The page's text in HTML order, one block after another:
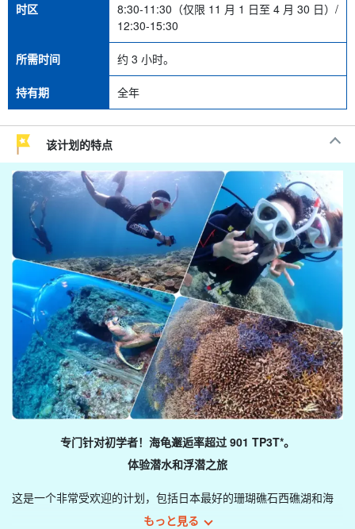
时区
8:30-11:30（仅限 11 月 1 日至 4 月 30 日）/
12:30-15:30
所需时间 约 3 小时。
持有期 全年
该计划的特点
专门针对初学者！海龟邂逅率超过 901 TP3T*。
体验潜水和浮潜之旅
这是一个非常受欢迎的计划，包括日本最好的珊瑚礁石西礁湖和海
もっと見る